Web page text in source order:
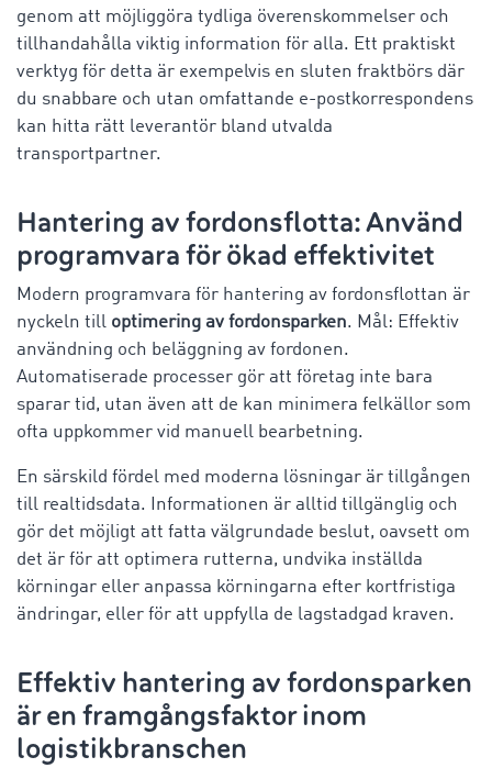
genom att möjliggöra tydliga överenskommelser och
tillhandahålla viktig information för alla. Ett praktiskt
verktyg för detta är exempelvis en sluten fraktbörs där
du snabbare och utan omfattande e-postkorrespondens
kan hitta rätt leverantör bland utvalda
transportpartner.
Hantering av fordonsflotta: Använd
programvara för ökad effektivitet
Modern programvara för hantering av fordonsflottan är
nyckeln till optimering av fordonsparken. Mål: Effektiv
användning och beläggning av fordonen.
Automatiserade processer gör att företag inte bara
sparar tid, utan även att de kan minimera felkällor som
ofta uppkommer vid manuell bearbetning.
En särskild fördel med moderna lösningar är tillgången
till realtidsdata. Informationen är alltid tillgänglig och
gör det möjligt att fatta välgrundade beslut, oavsett om
det är för att optimera rutterna, undvika inställda
körningar eller anpassa körningarna efter kortfristiga
ändringar, eller för att uppfylla de lagstadgad kraven.
Effektiv hantering av fordonsparken
är en framgångsfaktor inom
logistikbranschen